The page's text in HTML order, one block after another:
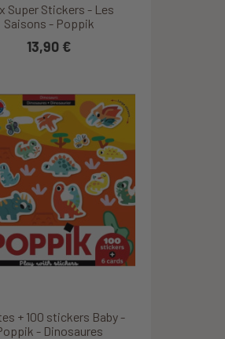
Super Stickers - Les
Saisons - Poppik
13,90 €
+ 100 stickers Baby -
- Dinosaures